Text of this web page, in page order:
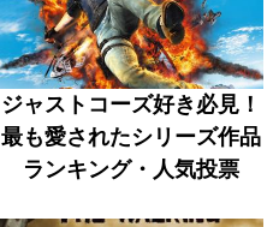
ジャストコーズ好き必見！
最も愛されたシリーズ作品
ランキング・人気投票